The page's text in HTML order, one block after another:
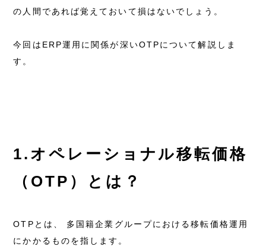
の人間であれば覚えておいて損はないでしょう。
今回はERP運用に関係が深いOTPについて解説しま
す。
1.オペレーショナル移転価格
（OTP）とは？
OTPとは、 多国籍企業グループにおける移転価格運用
にかかるものを指します。